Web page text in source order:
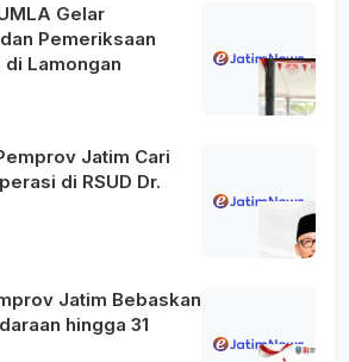
Gelar
Pemeriksaan
di Lamongan
Jatim Cari
di RSUD Dr.
Jatim Bebaskan
hingga 31